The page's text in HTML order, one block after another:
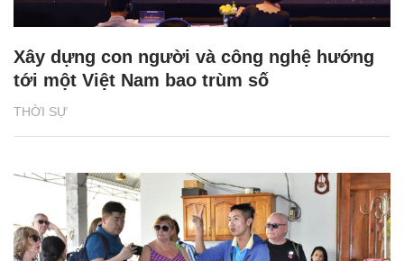
THỜI SỰ
Xây dựng con người và công nghệ hướng
tới một Việt Nam bao trùm số